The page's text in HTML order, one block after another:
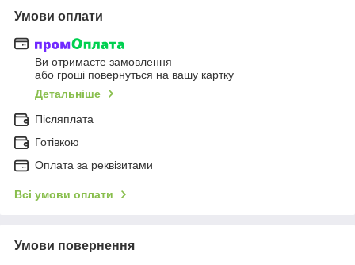
Умови оплати
Ви отримаєте замовлення
або гроші повернуться на вашу картку
Детальніше
Післяплата
Готівкою
Оплата за реквізитами
Всі умови оплати
Умови повернення